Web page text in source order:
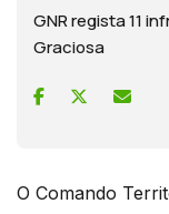
GNR regista 11
Graciosa
O Comando